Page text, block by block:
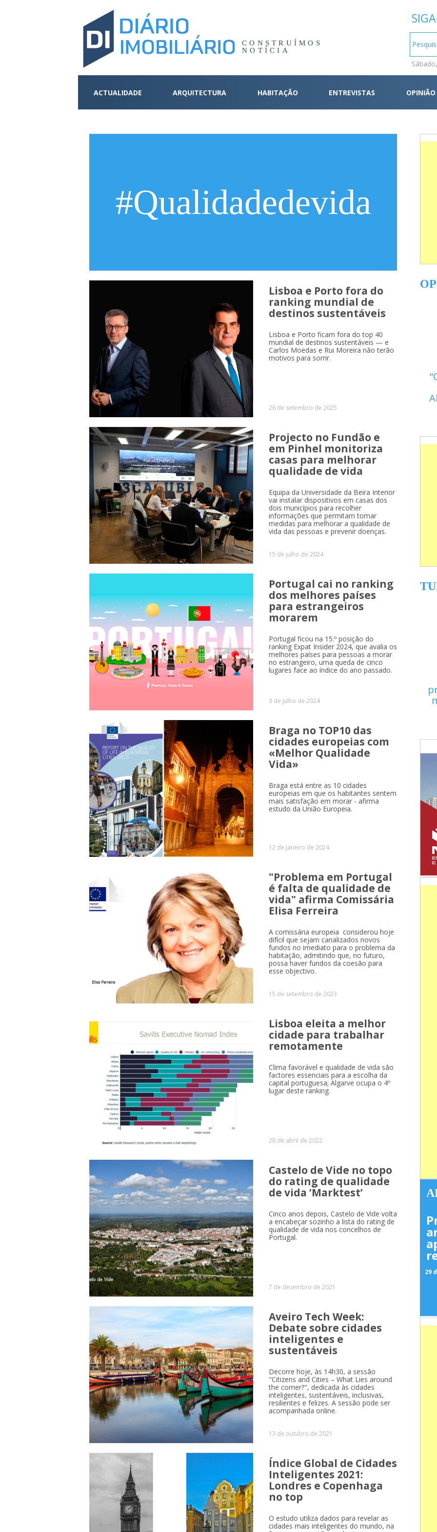
CONSTRUÍMOS
NOTÍCIA
ACTUALIDADE ARQUITECTURA HABITAÇÃO ENTREVISTAS OPINIÃO
#Qualidadedevida
Lisboa e Porto fora do
ranking mundial de
destinos sustentáveis
Lisboa e Porto ficam fora do top 40
mundial de destinos sustentáveis — e
Carlos Moedas e Rui Moreira não terão
motivos para sorrir.
26 de setembro de 2025
Projecto no Fundão e
em Pinhel monitoriza
casas para melhorar
qualidade de vida
Equipa da Universidade da Beira Interior
vai instalar dispositivos em casas dos
dois municípios para recolher
informações que permitam tomar
medidas para melhorar a qualidade de
vida das pessoas e prevenir doenças.
15 de julho de 2024
Portugal cai no ranking
dos melhores países
para estrangeiros
morarem
Portugal ficou na 15.º posição do
ranking Expat Insider 2024, que avalia os
melhores países para pessoas a morar
no estrangeiro, uma queda de cinco
lugares face ao índice do ano passado.
3 de julho de 2024
Braga no TOP10 das
cidades europeias com
«Melhor Qualidade
Vida»
Braga está entre as 10 cidades
europeias em que os habitantes sentem
mais satisfação em morar - afirma
estudo da União Europeia.
12 de janeiro de 2024
"Problema em Portugal
é falta de qualidade de
vida" afirma Comissária
Elisa Ferreira
A comissária europeia considerou hoje
difícil que sejam canalizados novos
fundos no imediato para o problema da
habitação, admitindo que, no futuro,
possa haver fundos da coesão para
esse objectivo.
15 de setembro de 2023
Lisboa eleita a melhor
cidade para trabalhar
remotamente
Clima favorável e qualidade de vida são
factores essenciais para a escolha da
capital portuguesa; Algarve ocupa o 4º
lugar deste ranking.
28 de abril de 2022
Castelo de Vide no topo
do rating de qualidade
de vida ‘Marktest’
Cinco anos depois, Castelo de Vide volta
a encabeçar sozinho a lista do rating de
qualidade de vida nos concelhos de
Portugal.
7 de dezembro de 2021
Aveiro Tech Week:
Debate sobre cidades
inteligentes e
sustentáveis
Decorre hoje, às 14h30, a sessão
"Citizens and Cities – What Lies around
the corner?", dedicada às cidades
inteligentes, sustentáveis, inclusivas,
resilientes e felizes. A sessão pode ser
acompanhada online.
13 de outubro de 2021
Índice Global de Cidades
Inteligentes 2021:
Londres e Copenhaga
no top
O estudo utiliza dados para revelar as
cidades mais inteligentes do mundo, na
29